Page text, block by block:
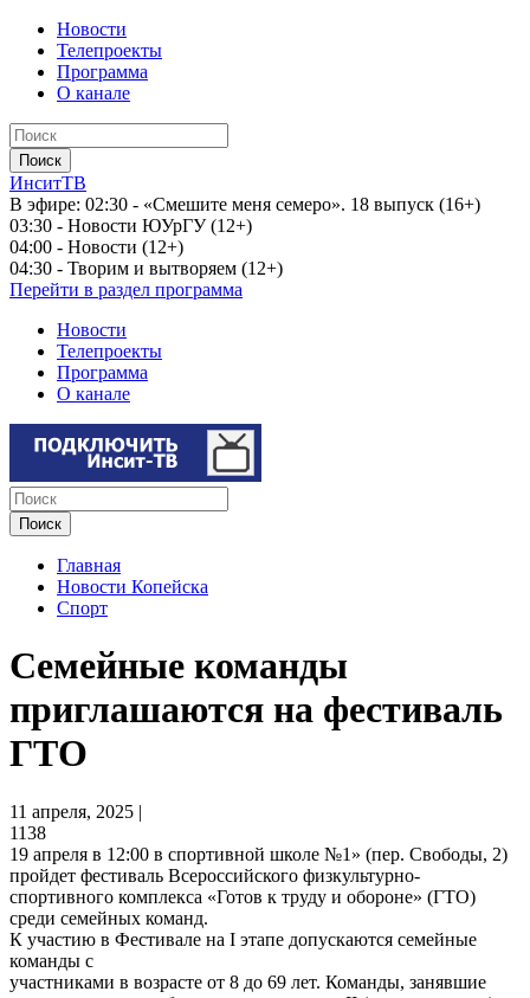
Новости
Телепроекты
Программа
О канале
ИнситТВ
В эфире: 02:30 - «Смешите меня семеро». 18 выпуск (16+)
03:30 - Новости ЮУрГУ (12+)
04:00 - Новости (12+)
04:30 - Творим и вытворяем (12+)
Перейти в раздел программа
Новости
Телепроекты
Программа
О канале
Главная
Новости Копейска
Спорт
Семейные команды
приглашаются на фестиваль
ГТО
11 апреля, 2025 |
1138
19 апреля в 12:00 в спортивной школе №1» (пер. Свободы, 2)
пройдет фестиваль Всероссийского физкультурно-
спортивного комплекса «Готов к труду и обороне» (ГТО)
среди семейных команд.
К участию в Фестивале на I этапе допускаются семейные
команды с
участниками в возрасте от 8 до 69 лет. Команды, занявшие